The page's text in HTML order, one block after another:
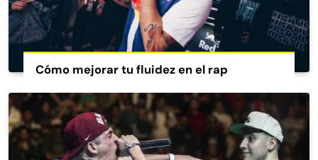
Cómo mejorar tu fluidez en el rap